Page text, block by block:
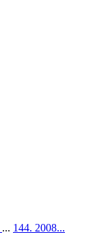
... 144. 2008...